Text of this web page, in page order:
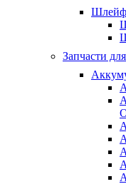
Запчасти